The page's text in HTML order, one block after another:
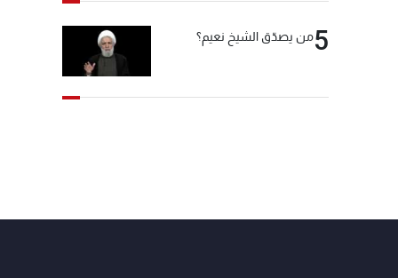
5من يصدّق الشيخ نعيم؟